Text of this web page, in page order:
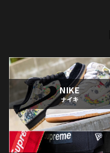
NIKE
ナイキ